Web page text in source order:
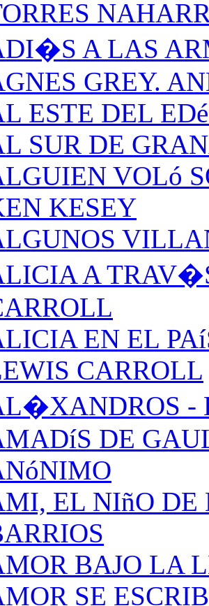
A LAS
GREY.
ESTE DEL
SUR DE
VOLó
KESEY
A
EN EL
CARROLL
-
DE
EL NIñO DE
BAJO LA
SE